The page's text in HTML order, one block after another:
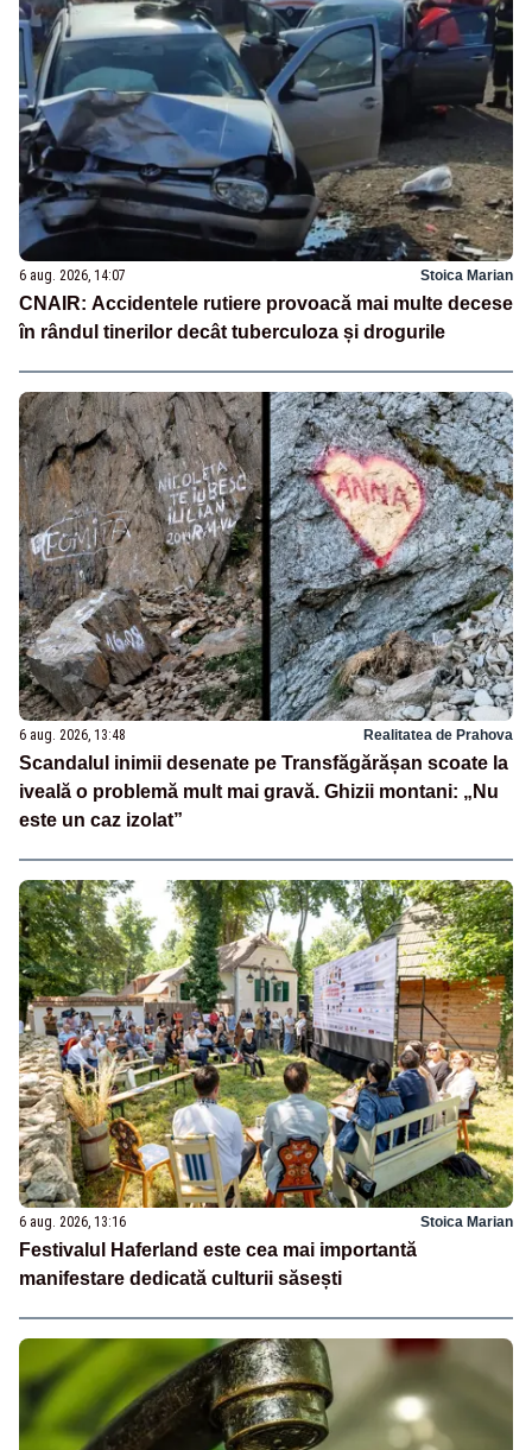
6 aug. 2026, 14:07 Stoica Marian
CNAIR: Accidentele rutiere provoacă mai multe decese
în rândul tinerilor decât tuberculoza și drogurile
6 aug. 2026, 13:48 Realitatea de Prahova
Scandalul inimii desenate pe Transfăgărășan scoate la
iveală o problemă mult mai gravă. Ghizii montani: „Nu
este un caz izolat”
6 aug. 2026, 13:16 Stoica Marian
Festivalul Haferland este cea mai importantă
manifestare dedicată culturii săsești